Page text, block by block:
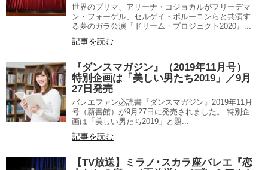
世界のプリマ、アリーナ・コジョカルがフリーデマ
ン・フォーゲル、セルゲイ・ポルーニンらと共演す
る夢のガラ公演『ドリーム・プロジェクト2020』...
記事を読む
『ダンスマガジン』（2019年11月号）
特別企画は「美しい男たち2019」／9月
27日発売
バレエファン必読書『ダンスマガジン』2019年11月
号（新書館）が9月27日に発売されました。 特別企
画は「美しい男たち2019」と題...
記事を読む
【TV放送】ミラノ･スカラ座バレエ『恋